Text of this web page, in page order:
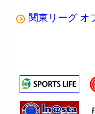
関東リーグ オ